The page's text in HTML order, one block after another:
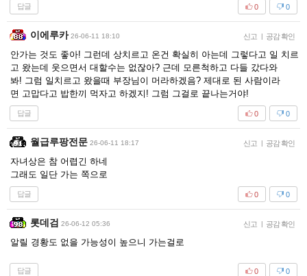
답글 0
0
이에루카 26-06-11 18:10 신고 공감 확인
안가는 것도 좋아! 그런데 상치르고 온건 확실히 아는데 그렇다고 일 치르
고 왔는데 웃으면서 대할수는 없잖아? 근데 모른척하고 다들 갔다와
봐! 그럼 일치르고 왔을때 부장님이 머라하겠음? 제대로 된 사람이라
면 고맙다고 밥한끼 먹자고 하겠지! 그럼 그걸로 끝나는거야!
답글 0
0
월급루팡전문 26-06-11 18:17 신고 공감 확인
자녀상은 참 어렵긴 하네
그래도 일단 가는 쪽으로
답글 0
0
롯데검 26-06-12 05:36 신고 공감 확인
알릴 경황도 없을 가능성이 높으니 가는걸로
답글 0
0